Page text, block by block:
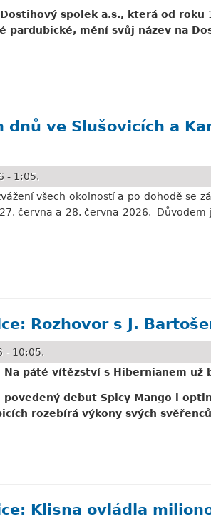
spolek a.s., která od
pardubické, mění svůj název na
dnů ve Slušovicích a
- 1:05.
všech okolností a po dohodě se
června a 28. června 2026.
Rozhovor s J.
- 10:05.
páté vítězství s Hibernianem už
debut Spicy Mango i
rozebírá výkony svých
Klisna ovládla